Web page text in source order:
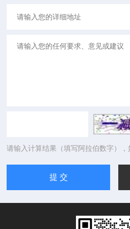
请输入计算结果（填写阿拉伯数字），